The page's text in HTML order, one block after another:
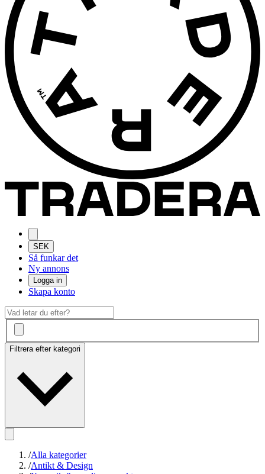
SEK
Så funkar det
Ny annons
Logga in
Skapa konto
Filtrera efter kategori
/Alla kategorier
/Antikt & Design